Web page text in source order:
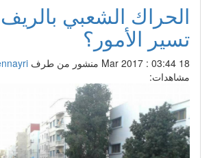
الحراك الشعبي
تسير الأمور؟‎
18 Mar 2017 : 03:44 منشور من طرف
مشاهدات: